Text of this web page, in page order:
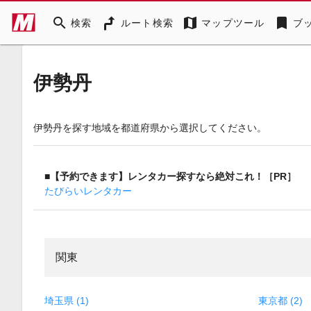
search 検索 ルート検索 map マップツール bookmark ブ
伊勢丹
伊勢丹を探す地域を都道府県から選択してください。
■【予約できます】レンタカー探すなら絶対これ！［PR］
たびらいレンタカー
関東
埼玉県 (1) 東京都 (2)